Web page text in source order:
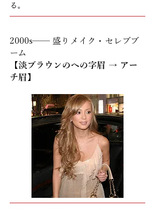
る。
2000s── 盛りメイク・セレブブ
ーム
​【淡ブラウンのへの字眉 → アー
チ眉】